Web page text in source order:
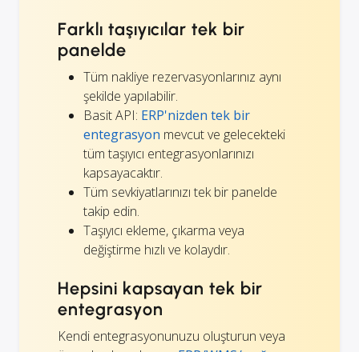
Farklı taşıyıcılar tek bir
panelde
Tüm nakliye rezervasyonlarınız aynı
şekilde yapılabilir.
Basit API: ERP'nizden tek bir
entegrasyon mevcut ve gelecekteki
tüm taşıyıcı entegrasyonlarınızı
kapsayacaktır.
Tüm sevkiyatlarınızı tek bir panelde
takip edin.
Taşıyıcı ekleme, çıkarma veya
değiştirme hızlı ve kolaydır.
Hepsini kapsayan tek bir
entegrasyon
Kendi entegrasyonunuzu oluşturun veya